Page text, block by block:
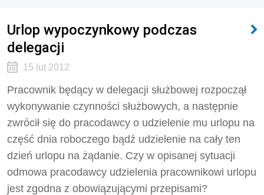
Urlop wypoczynkowy podczas
delegacji
15 lut 2012
Pracownik będący w delegacji służbowej rozpoczął
wykonywanie czynności służbowych, a następnie
zwrócił się do pracodawcy o udzielenie mu urlopu na
część dnia roboczego bądź udzielenie na cały ten
dzień urlopu na żądanie. Czy w opisanej sytuacji
odmowa pracodawcy udzielenia pracownikowi urlopu
jest zgodna z obowiązującymi przepisami?